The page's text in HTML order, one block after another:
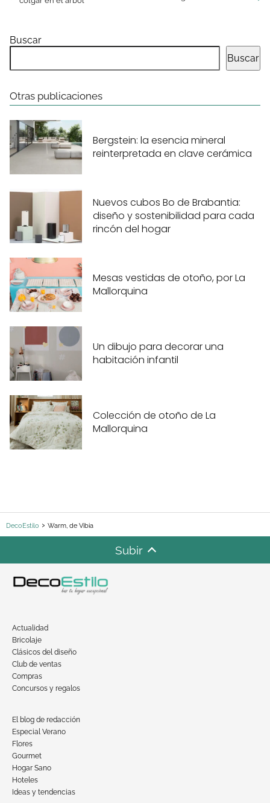
Buscar
Buscar
Otras publicaciones
Bergstein: la esencia mineral
reinterpretada en clave cerámica
Nuevos cubos Bo de Brabantia:
diseño y sostenibilidad para cada
rincón del hogar
Mesas vestidas de otoño, por La
Mallorquina
Un dibujo para decorar una
habitación infantil
Colección de otoño de La
Mallorquina
DecoEstilo Warm, de Vibia
Subir
Actualidad
Bricolaje
Clásicos del diseño
Club de ventas
Compras
Concursos y regalos
El blog de redacción
Especial Verano
Flores
Gourmet
Hogar Sano
Hoteles
Ideas y tendencias